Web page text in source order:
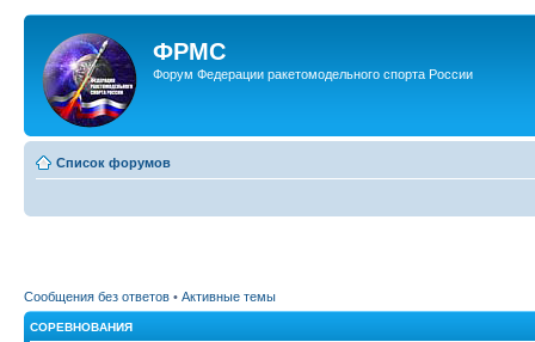
ФРМС
Форум Федерации ракетомодельного спорта России
Список форумов
Сообщения без ответов • Активные темы
СОРЕВНОВАНИЯ